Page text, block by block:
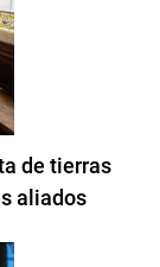
de tierras
aliados